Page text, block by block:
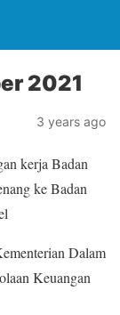
2021
3 years ago
kerja Badan
ke Badan
Dalam
Keuangan